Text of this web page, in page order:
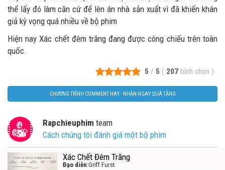
thể lấy đó làm căn cứ để lên án nhà sản xuất vì đã khiến khán
giả kỳ vọng quá nhiều về bộ phim
Hiện nay Xác chết đêm trăng đang được công chiếu trên toàn
quốc.
5 / 5 ( 207 bình chọn )
CHƯƠNG TRÌNH COMMENT HAY - NHẬN NGAY QUÀ TẶNG
Rapchieuphim team
Cách chúng tôi đánh giá một bộ phim
Xác Chết Đêm Trăng
Đạo diễn:Griff Furst